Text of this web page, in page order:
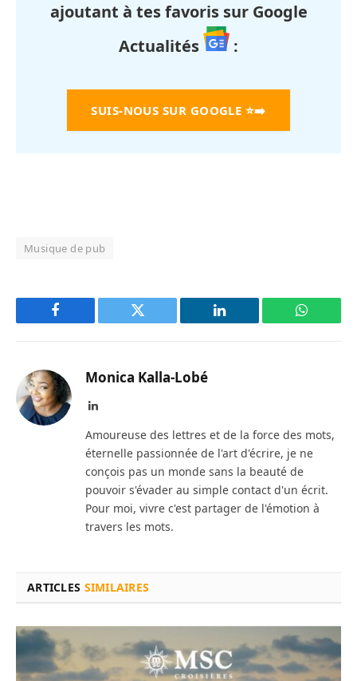
ajoutant à tes favoris sur Google
Actualités
:
SUIS-NOUS SUR GOOGLE ⭐➡️
Musique de pub
Facebook Twitter LinkedIn
Monica Kalla-Lobé
LinkedIn
Amoureuse des lettres et de la force des mots,
éternelle passionnée de l'art d'écrire, je ne
conçois pas un monde sans la beauté de
pouvoir s'évader au simple contact d'un écrit.
Pour moi, vivre c'est partager de l'émotion à
travers les mots.
ARTICLES SIMILAIRES